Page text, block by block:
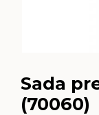
Sada
(70060)